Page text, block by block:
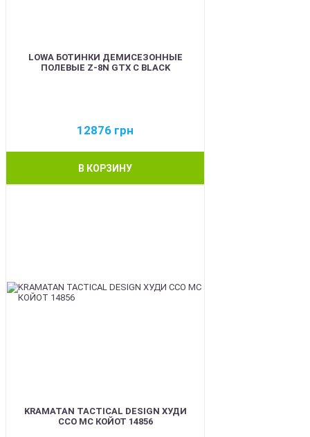
LOWA БОТИНКИ ДЕМИСЕЗОННЫЕ
ПОЛЕВЫЕ Z-8N GTX C BLACK
12876 грн
В КОРЗИНУ
KRAMATAN TACTICAL DESIGN ХУДИ
ССО МС КОЙОТ 14856